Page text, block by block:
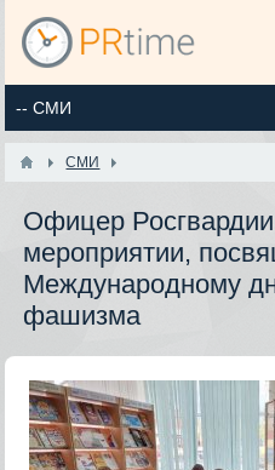
СМИ
Офицер
мероприятии,
Международному
фашизма